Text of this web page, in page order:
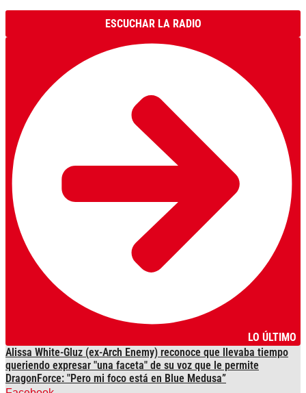
ESCUCHAR LA RADIO
LO ÚLTIMO
Alissa White-Gluz (ex-Arch Enemy) reconoce que llevaba tiempo
queriendo expresar "una faceta" de su voz que le permite
DragonForce: "Pero mi foco está en Blue Medusa”